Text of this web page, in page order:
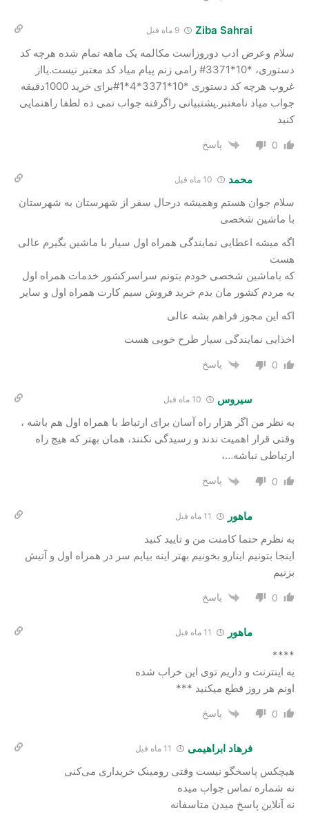
Ziba Sahrai
سلام وعرض ادب دوروزاست مکالمه یک ماهه تمام شده هرچه کد
دستوری، *10*3371# رامی زنم پیام میاد کد معتبر نیست.یااز
غروب هرچه کد دستوری *10*3371*4*1#برای خرید 1000دقیقه
جواب میاد نامعتبر.پشتبیانی راگرفته جواب نمی ده لطفا راهنمایی
کنید
0 پاسخ
محمد
سلام جوان هستم وهمیشه درحال سفر از شهرستان به شهرستان
با ماشین شخصی
اگه میشه اعطایی نمایندگی همراه اول سیار با ماشین بگیرم عالی
هست
که باماشین شخصی خودم بتونم سراسرکشور خدمات همراه اول
به مردم کشور مان بدم خرید ‌فروش سیم کارت همراه اول و سایر
اکه این مجوز فراهم بشه عالی
اخذایی نمایندگی سیار طرح خوبی هست
0 پاسخ
سیروس
به نظر من اگر هزار راه آسان برای ارتباط با همراه اول هم باشه ،
وقتی قرار اهمیت ندند و رسیدگی نکنند، همان بهتر که هیچ راه
ارتباطی نباشه…،
0 پاسخ
ماهور
به نظرم حتما کامنت من و تایید کنید
اینجا بتونیم اینارو بخونیم بهتر اینه بیایم سر در همراه اول و آتیش
بزنیم
0 پاسخ
ماهور
****
یه اینترنت و داریم توی این خراب شده
اونم هر روز قطع میکنید ***
0 پاسخ
فرهاد ابراهیمی
هیچکس پاسخگو نیست وقتی رومینک خریداری می‌کنی
نه شماره تماس جواب میده
نه آنلاین پاسخ میدن متاسفانه